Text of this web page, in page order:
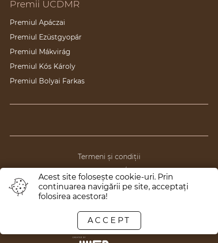
Premii UCDMR
Premiul Apáczai
Premiul Ezüstgyopár
Premiul Mákvirág
Premiul Kós Károly
Premiul Bolyai Farkas
Termeni și condiții
Politica de anulare/returnare
Politica de confidențialitate
Politica de ONG
Toate drepturile rezervate © 2020
Acest site foloseşte cookie-uri. Prin
continuarea navigării pe site, acceptaţi
folosirea acestora!
ACCEPT